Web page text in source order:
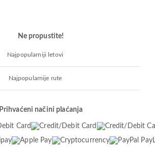
Ne propustite!
Najpopularniji letovi
Najpopularnije rute
Prihvaćeni načini plaćanja